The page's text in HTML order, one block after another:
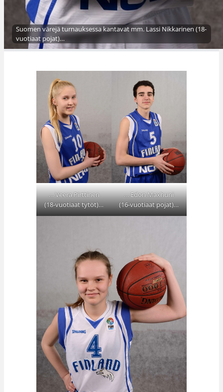
Suomen värejä turnauksessa kantavat mm. Lassi Nikkarinen (18-
vuotiaat pojat)…
… Veera Pirttinen
(18-vuotiaat tytöt)…
… Edon Maxhuni
(16-vuotiaat pojat)…